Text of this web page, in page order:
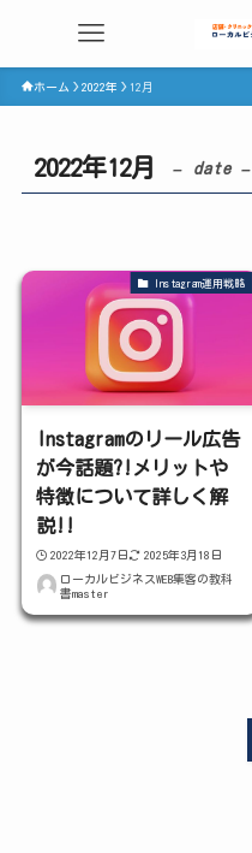
ホーム 2022年 12月
2022年12月 – date –
Instagram運用戦略
Instagramのリール広告
が今話題?!メリットや
特徴について詳しく解
説!!
2022年12月7日
2025年3月18日
ローカルビジネスWEB集客の教科
書master